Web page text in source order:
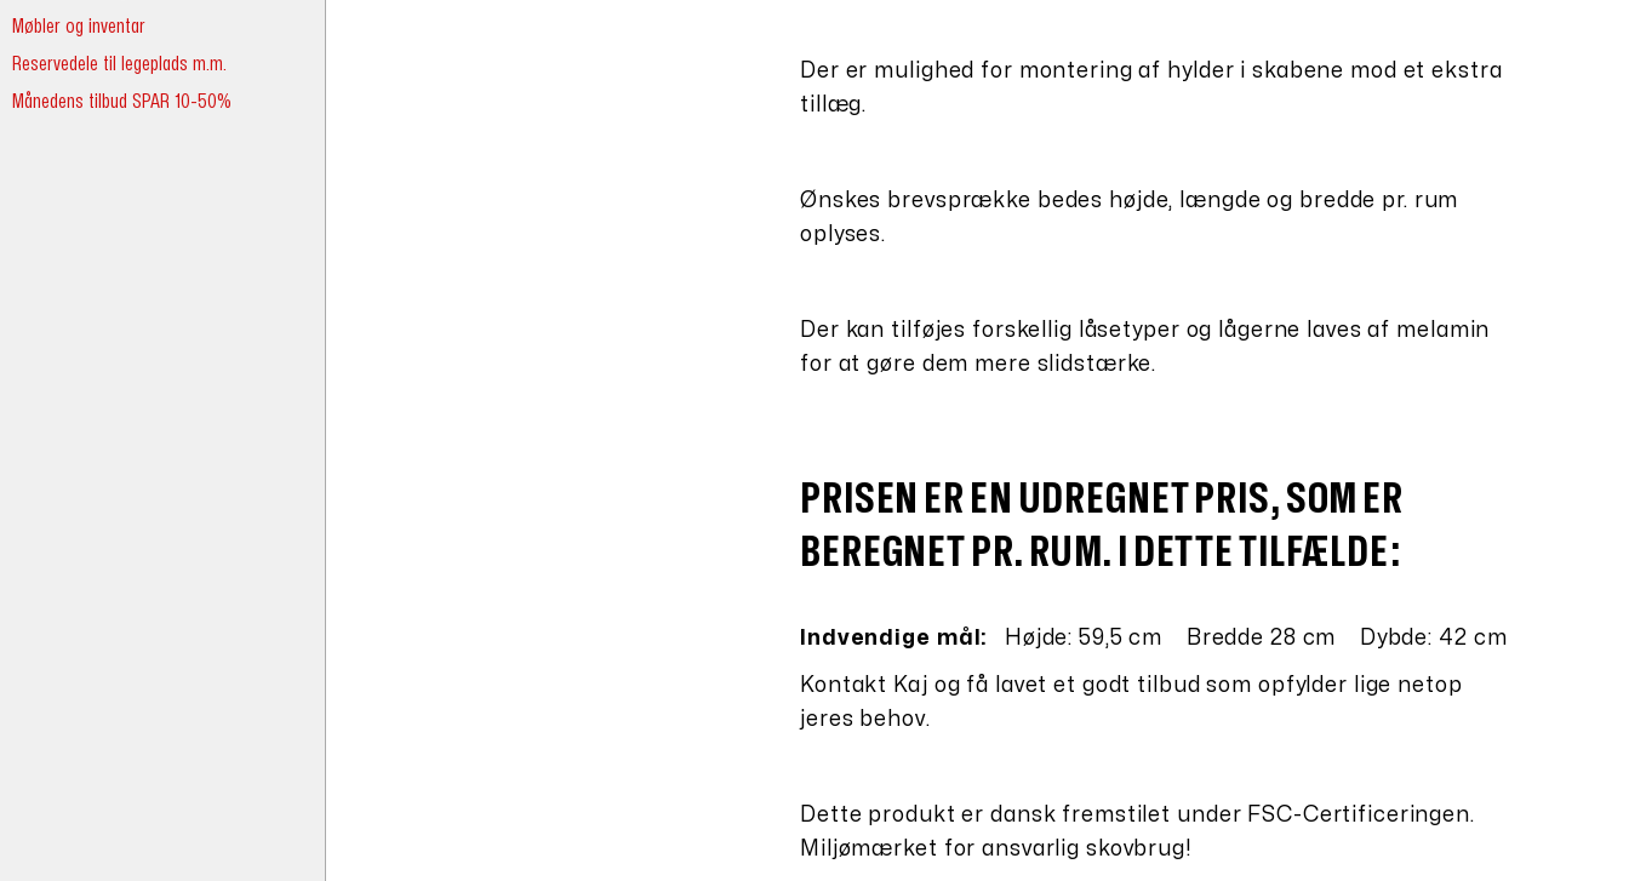
Møbler og inventar
Reservedele til legeplads m.m.
Månedens tilbud SPAR 10-50%
Der er mulighed for montering af hylder i skabene mod et ekstra
tillæg.
Ønskes brevsprække bedes højde, længde og bredde pr. rum
oplyses.
Der kan tilføjes forskellig låsetyper og lågerne laves af melamin
for at gøre dem mere slidstærke.
PRISEN ER EN UDREGNET PRIS, SOM ER
BEREGNET PR. RUM. I DETTE TILFÆLDE:
Indvendige mål: Højde: 59,5 cm Bredde 28 cm Dybde: 42 cm
Kontakt Kaj og få lavet et godt tilbud som opfylder lige netop
jeres behov.
Dette produkt er dansk fremstilet under FSC-Certificeringen.
Miljømærket for ansvarlig skovbrug!